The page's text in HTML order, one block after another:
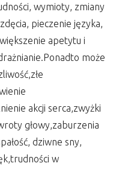
wymioty, zmiany
pieczenie języka,
apetytu i
może
akcji serca,zwyżki
głowy,zaburzenia
dziwne sny,
w